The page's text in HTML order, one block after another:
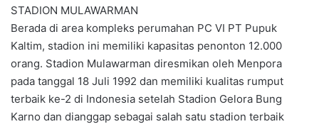
STADION MULAWARMAN
Berada di area kompleks perumahan PC VI PT Pupuk
Kaltim, stadion ini memiliki kapasitas penonton 12.000
orang. Stadion Mulawarman diresmikan oleh Menpora
pada tanggal 18 Juli 1992 dan memiliki kualitas rumput
terbaik ke-2 di Indonesia setelah Stadion Gelora Bung
Karno dan dianggap sebagai salah satu stadion terbaik